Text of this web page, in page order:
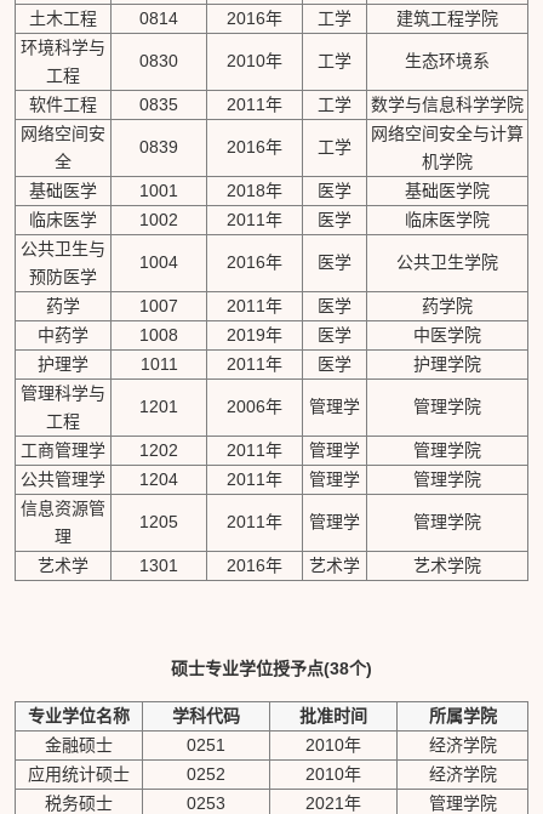
土木工程
0814 2016年 工学
建筑工程学院
环境科学与
工程
0830 2010年 工学 生态环境系
软件工程 0835 2011年 工学
数学与信息科学学院
网络空间安
全
0839 2016年 工学
网络空间安全与计算
机学院
基础医学
1001 2018年 医学
基础医学院
临床医学
1002 2011年 医学
临床医学院
公共卫生与
预防医学
1004 2016年 医学 公共卫生学院
药学 1007 2011年 医学
药学院
中药学
1008 2019年 医学
中医学院
护理学
1011 2011年 医学
护理学院
管理科学与
工程
1201 2006年 管理学 管理学院
工商管理学 1202 2011年 管理学
管理学院
公共管理学
1204 2011年 管理学
管理学院
信息资源管
理
1205 2011年 管理学 管理学院
艺术学 1301 2016年 艺术学 艺术学院
硕士专业学位授予点(38个)
专业学位名称 学科代码 批准时间
所属学院
金融硕士
0251 2010年
经济学院
应用统计硕士
0252 2010年
经济学院
税务硕士
0253 2021年
管理学院